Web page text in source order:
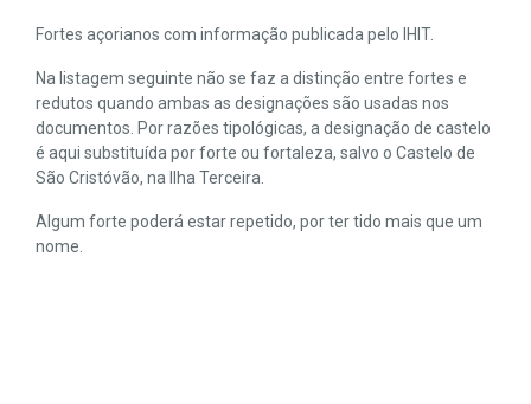
Fortes açorianos com informação publicada pelo IHIT.
Na listagem seguinte não se faz a distinção entre fortes e
redutos quando ambas as designações são usadas nos
documentos. Por razões tipológicas, a designação de castelo
é aqui substituída por forte ou fortaleza, salvo o Castelo de
São Cristóvão, na Ilha Terceira.
Algum forte poderá estar repetido, por ter tido mais que um
nome.